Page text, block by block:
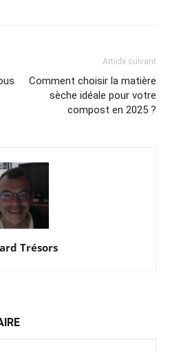
Article suivant
Comment choisir la matière
sèche idéale pour votre
compost en 2025 ?
Trésors